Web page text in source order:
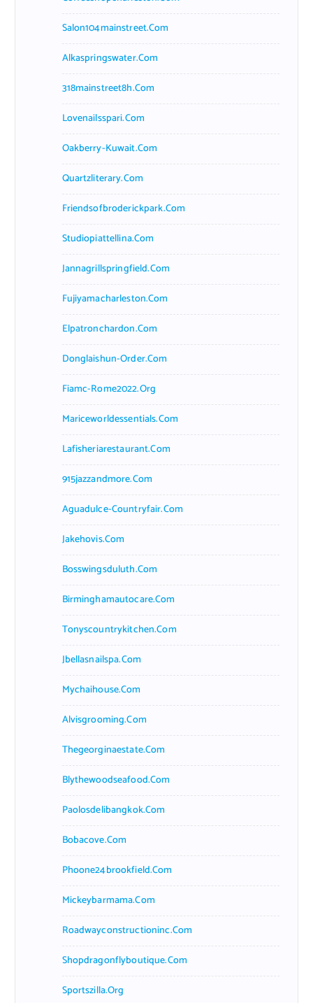
Salon104mainstreet.com
Alkaspringswater.com
318mainstreet8h.com
Lovenailsspari.com
Oakberry-Kuwait.com
Quartzliterary.com
Friendsofbroderickpark.com
Studiopiattellina.com
Jannagrillspringfield.com
Fujiyamacharleston.com
Elpatronchardon.com
Donglaishun-Order.com
Fiamc-Rome2022.org
Mariceworldessentials.com
Lafisheriarestaurant.com
915jazzandmore.com
Aguadulce-Countryfair.com
Jakehovis.com
Bosswingsduluth.com
Birminghamautocare.com
Tonyscountrykitchen.com
Jbellasnailspa.com
Mychaihouse.com
Alvisgrooming.com
Thegeorginaestate.com
Blythewoodseafood.com
Paolosdelibangkok.com
Bobacove.com
Phoone24brookfield.com
Mickeybarmama.com
Roadwayconstructioninc.com
Shopdragonflyboutique.com
Sportszilla.org